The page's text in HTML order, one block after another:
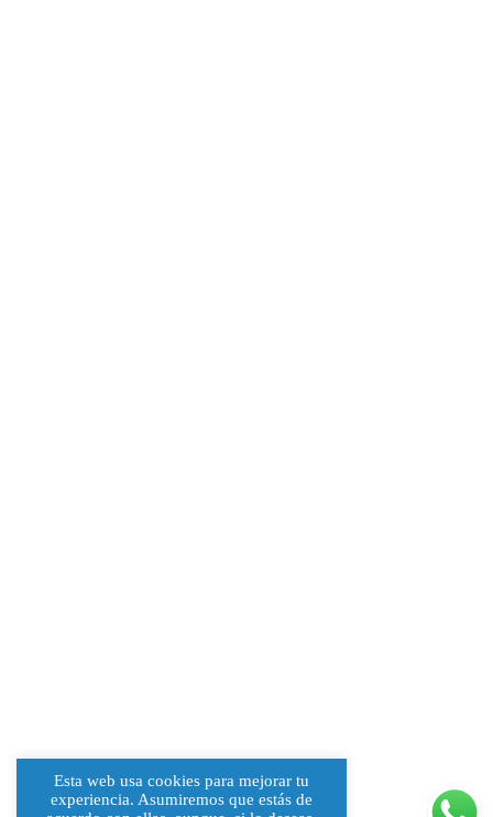
Esta web usa cookies para mejorar tu
experiencia. Asumiremos que estás de